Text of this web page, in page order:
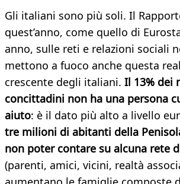
Gli italiani sono più soli. Il
quest’anno, come quello di
anno, sulle reti e relazioni sociali
mettono a fuoco anche questa
crescente degli italiani. Il 13% dei
concittadini non ha una persona
aiuto: è il dato più alto a livello
tre milioni di abitanti della
non poter contare su alcuna rete
(parenti, amici, vicini, realtà